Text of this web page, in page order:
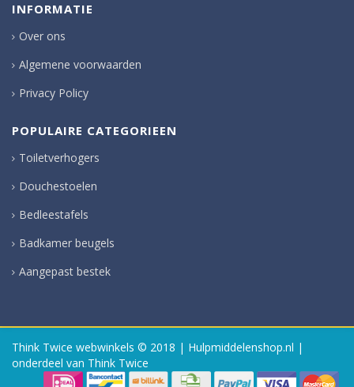
INFORMATIE
Over ons
Algemene voorwaarden
Privacy Policy
POPULAIRE CATEGORIEEN
Toiletverhogers
Douchestoelen
Bedleestafels
Badkamer beugels
Aangepast bestek
Think Twice webwinkels © 2018 | Hulpmiddelenshop.nl |
onderdeel van Think Twice